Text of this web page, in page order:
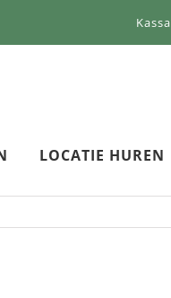
Kassa
LOCATIE HUREN